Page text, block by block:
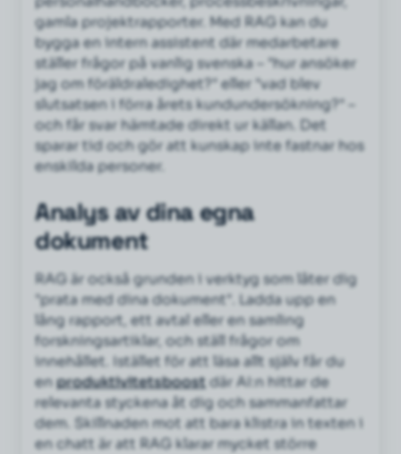
gamla projektrapporter. Med RAG kan du
bygga en intern assistent där medarbetare
ställer frågor på vanlig svenska – "hur ansöker
jag om föräldraledighet?" eller "vad blev
slutsatsen i förra årets kundundersökning?" –
och får svar hämtade direkt ur källan. Det
sparar tid och gör att kunskap inte fastnar hos
enskilda personer.
Analys av dina egna
dokument
RAG är också grunden i verktyg som låter dig
"prata med dina dokument". Ladda upp en
lång rapport, ett avtal eller en samling
forskningsartiklar, och ställ frågor om
innehållet. Istället för att läsa allt själv får du
enproduktivitetsboostdär AI:n hittar de
relevanta styckena åt dig och sammanfattar
dem. Skillnaden mot att bara klistra in texten i
en chatt är att RAG klarar mycket större